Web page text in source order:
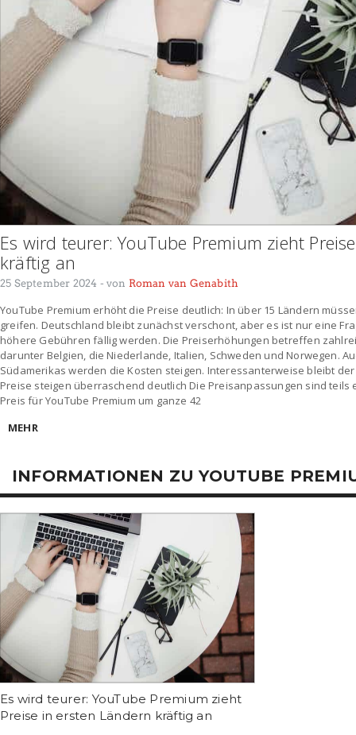
Es wird teurer: YouTube Premium zieht
kräftig an
25 September 2024 - von Roman van Genabith
YouTube Premium erhöht die Preise deutlich: In über 15 Ländern
greifen. Deutschland bleibt zunächst verschont, aber es ist nur eine
höhere Gebühren fällig werden. Die Preiserhöhungen betreffen
darunter Belgien, die Niederlande, Italien, Schweden und Norwegen.
Südamerikas werden die Kosten steigen. Interessanterweise bleibt
Preise steigen überraschend deutlich Die Preisanpassungen sind teils
Preis für YouTube Premium um ganze 42
MEHR
INFORMATIONEN ZU YOUTUBE
Es wird teurer: YouTube Premium zieht
Preise in ersten Ländern kräftig an